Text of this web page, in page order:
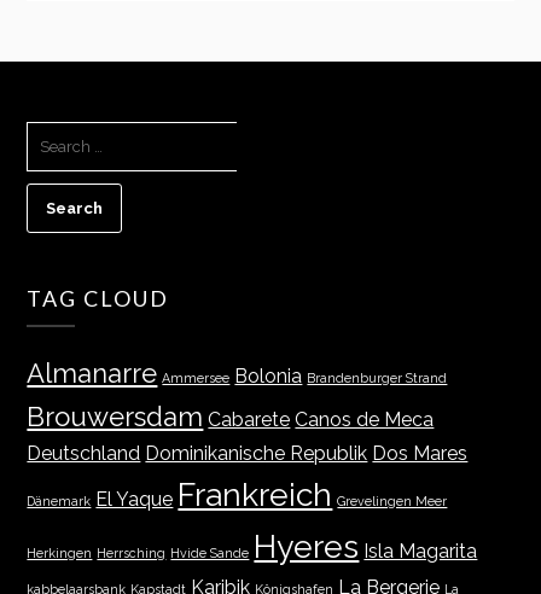
TAG CLOUD
Almanarre Ammersee Bolonia Brandenburger Strand
Brouwersdam Cabarete Canos de Meca
Deutschland Dominikanische Republik Dos Mares
Dänemark El Yaque Frankreich Grevelingen Meer
Herkingen Herrsching Hvide Sande Hyeres Isla Magarita
kabbelaarsbank Kapstadt Karibik Königshafen La Bergerie La